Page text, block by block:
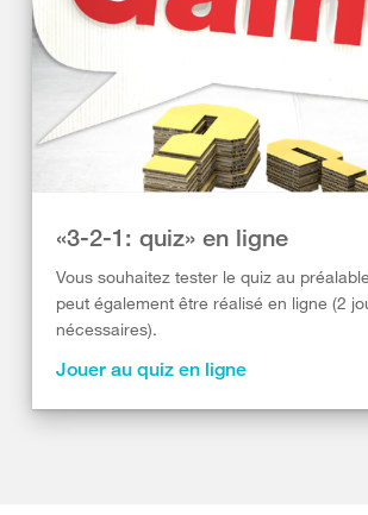
«3-2-1: quiz» en ligne
Vous souhaitez tester le quiz au
peut également être réalisé en ligne (2
nécessaires).
Jouer au quiz en ligne